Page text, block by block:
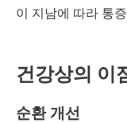
이 지남에 따라 통
건강상의 이
순환 개선